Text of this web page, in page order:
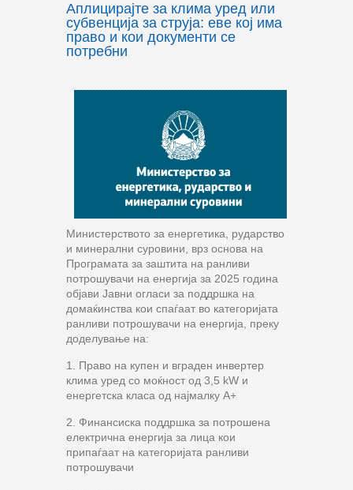
Аплицирајте за клима уред или
субвенција за струја: еве кој има
право и кои документи се
потребни
Министерството за енергетика, рударство
и минерални суровини, врз основа на
Програмата за заштита на ранливи
потрошувачи на енергија за 2025 година
објави Јавни огласи за поддршка на
домаќинства кои спаѓаат во категоријата
ранливи потрошувачи на енергија, преку
доделување на:
1. Право на купен и вграден инвертер
клима уред со моќност од 3,5 kW и
енергетска класа од најмалку А+
2. Финансиска поддршка за потрошена
електрична енергија за лица кои
припаѓаат на категоријата ранливи
потрошувачи